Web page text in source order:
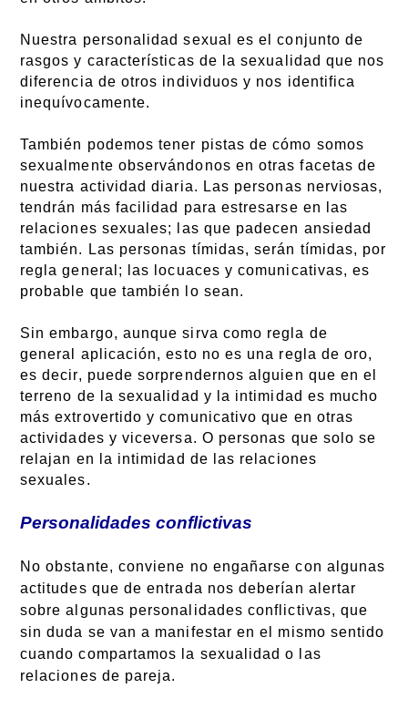
Nuestra personalidad sexual es el conjunto de
rasgos y características de la sexualidad que nos
diferencia de otros individuos y nos identifica
inequívocamente.
También podemos tener pistas de cómo somos
sexualmente observándonos en otras facetas de
nuestra actividad diaria. Las personas nerviosas,
tendrán más facilidad para estresarse en las
relaciones sexuales; las que padecen ansiedad
también. Las personas tímidas, serán tímidas, por
regla general; las locuaces y comunicativas, es
probable que también lo sean.
Sin embargo, aunque sirva como regla de
general aplicación, esto no es una regla de oro,
es decir, puede sorprendernos alguien que en el
terreno de la sexualidad y la intimidad es mucho
más extrovertido y comunicativo que en otras
actividades y viceversa. O personas que solo se
relajan en la intimidad de las relaciones
sexuales.
Personalidades conflictivas
No obstante, conviene no engañarse con algunas
actitudes que de entrada nos deberían alertar
sobre algunas personalidades conflictivas, que
sin duda se van a manifestar en el mismo sentido
cuando compartamos la sexualidad o las
relaciones de pareja.